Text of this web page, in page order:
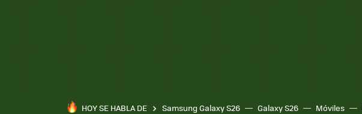
HOY SE HABLA DE Samsung Galaxy S26 Galaxy S26 Móviles